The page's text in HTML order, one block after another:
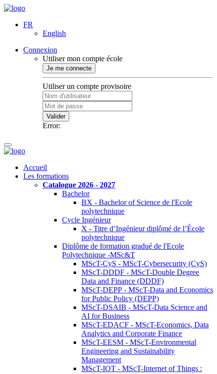
FR
English
Connexion
Utiliser mon compte école
Je me connecte
Utiliser un compte provisoire
Valider
Error:
Accueil
Les formations
Catalogue 2026 - 2027
Bachelor
BX - Bachelor of Science de l'Ecole
polytechnique
Cycle Ingénieur
X - Titre d’Ingénieur diplômé de l’École
polytechnique
Diplôme de formation gradué de l'Ecole
Polytechnique -MSc&T
MScT-CyS - MScT-Cybersecurity (CyS)
MScT-DDDF - MScT-Double Degree
Data and Finance (DDDF)
MScT-DEPP - MScT-Data and Economics
for Public Policy (DEPP)
MScT-DSAIB - MScT-Data Science and
AI for Business
MScT-EDACF - MScT-Economics, Data
Analytics and Corporate Finance
MScT-EESM - MScT-Environmental
Engineering and Sustainability
Management
MScT-IOT - MScT-Internet of Things :